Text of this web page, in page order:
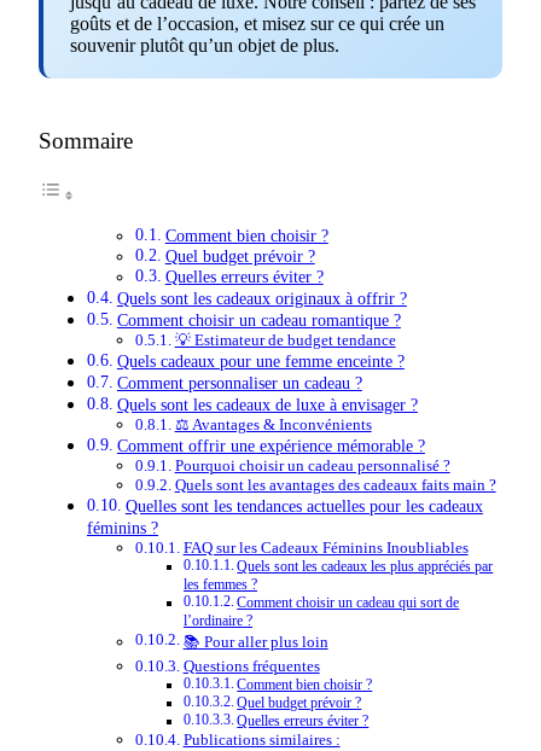
goûts et de l’occasion, et misez sur ce qui crée un
souvenir plutôt qu’un objet de plus.
Sommaire
Comment bien choisir ?
Quel budget prévoir ?
Quelles erreurs éviter ?
Quels sont les cadeaux originaux à offrir ?
Comment choisir un cadeau romantique ?
💡 Estimateur de budget tendance
Quels cadeaux pour une femme enceinte ?
Comment personnaliser un cadeau ?
Quels sont les cadeaux de luxe à envisager ?
⚖️ Avantages & Inconvénients
Comment offrir une expérience mémorable ?
Pourquoi choisir un cadeau personnalisé ?
Quels sont les avantages des cadeaux faits main ?
Quelles sont les tendances actuelles pour les cadeaux
féminins ?
FAQ sur les Cadeaux Féminins Inoubliables
Quels sont les cadeaux les plus appréciés par
les femmes ?
Comment choisir un cadeau qui sort de
l’ordinaire ?
📚 Pour aller plus loin
Questions fréquentes
Comment bien choisir ?
Quel budget prévoir ?
Quelles erreurs éviter ?
Publications similaires :